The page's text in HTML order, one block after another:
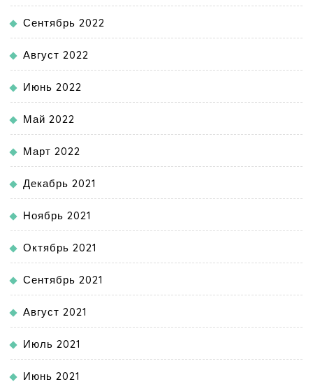
Сентябрь 2022
Август 2022
Июнь 2022
Май 2022
Март 2022
Декабрь 2021
Ноябрь 2021
Октябрь 2021
Сентябрь 2021
Август 2021
Июль 2021
Июнь 2021